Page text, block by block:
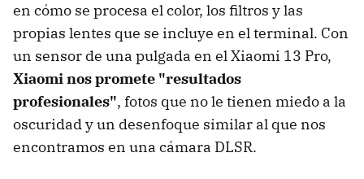
en cómo se procesa el color, los filtros y las
propias lentes que se incluye en el terminal. Con
un sensor de una pulgada en el Xiaomi 13 Pro,
Xiaomi nos promete "resultados
profesionales", fotos que no le tienen miedo a la
oscuridad y un desenfoque similar al que nos
encontramos en una cámara DLSR.